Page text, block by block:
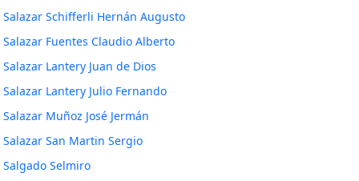
Salazar Schifferli Hernán Augusto
Salazar Fuentes Claudio Alberto
Salazar Lantery Juan de Dios
Salazar Lantery Julio Fernando
Salazar Muñoz José Jermán
Salazar San Martin Sergio
Salgado Selmiro